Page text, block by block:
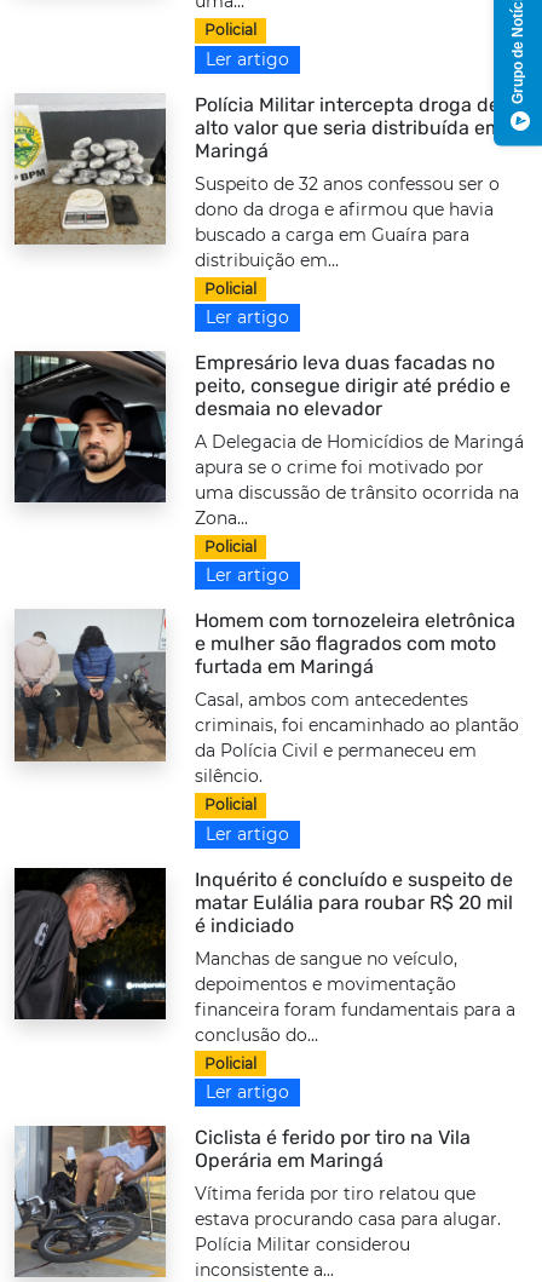
Policial
Ler artigo
Polícia Militar intercepta droga de
alto valor que seria distribuída em
Maringá
Suspeito de 32 anos confessou ser o
dono da droga e afirmou que havia
buscado a carga em Guaíra para
distribuição em...
Policial
Ler artigo
Empresário leva duas facadas no
peito, consegue dirigir até prédio e
desmaia no elevador
A Delegacia de Homicídios de Maringá
apura se o crime foi motivado por
uma discussão de trânsito ocorrida na
Zona...
Policial
Ler artigo
Homem com tornozeleira eletrônica
e mulher são flagrados com moto
furtada em Maringá
Casal, ambos com antecedentes
criminais, foi encaminhado ao plantão
da Polícia Civil e permaneceu em
silêncio.
Policial
Ler artigo
Inquérito é concluído e suspeito de
matar Eulália para roubar R$ 20 mil
é indiciado
Manchas de sangue no veículo,
depoimentos e movimentação
financeira foram fundamentais para a
conclusão do...
Policial
Ler artigo
Ciclista é ferido por tiro na Vila
Operária em Maringá
Vítima ferida por tiro relatou que
estava procurando casa para alugar.
Polícia Militar considerou
inconsistente a...
Grupo de Notícias